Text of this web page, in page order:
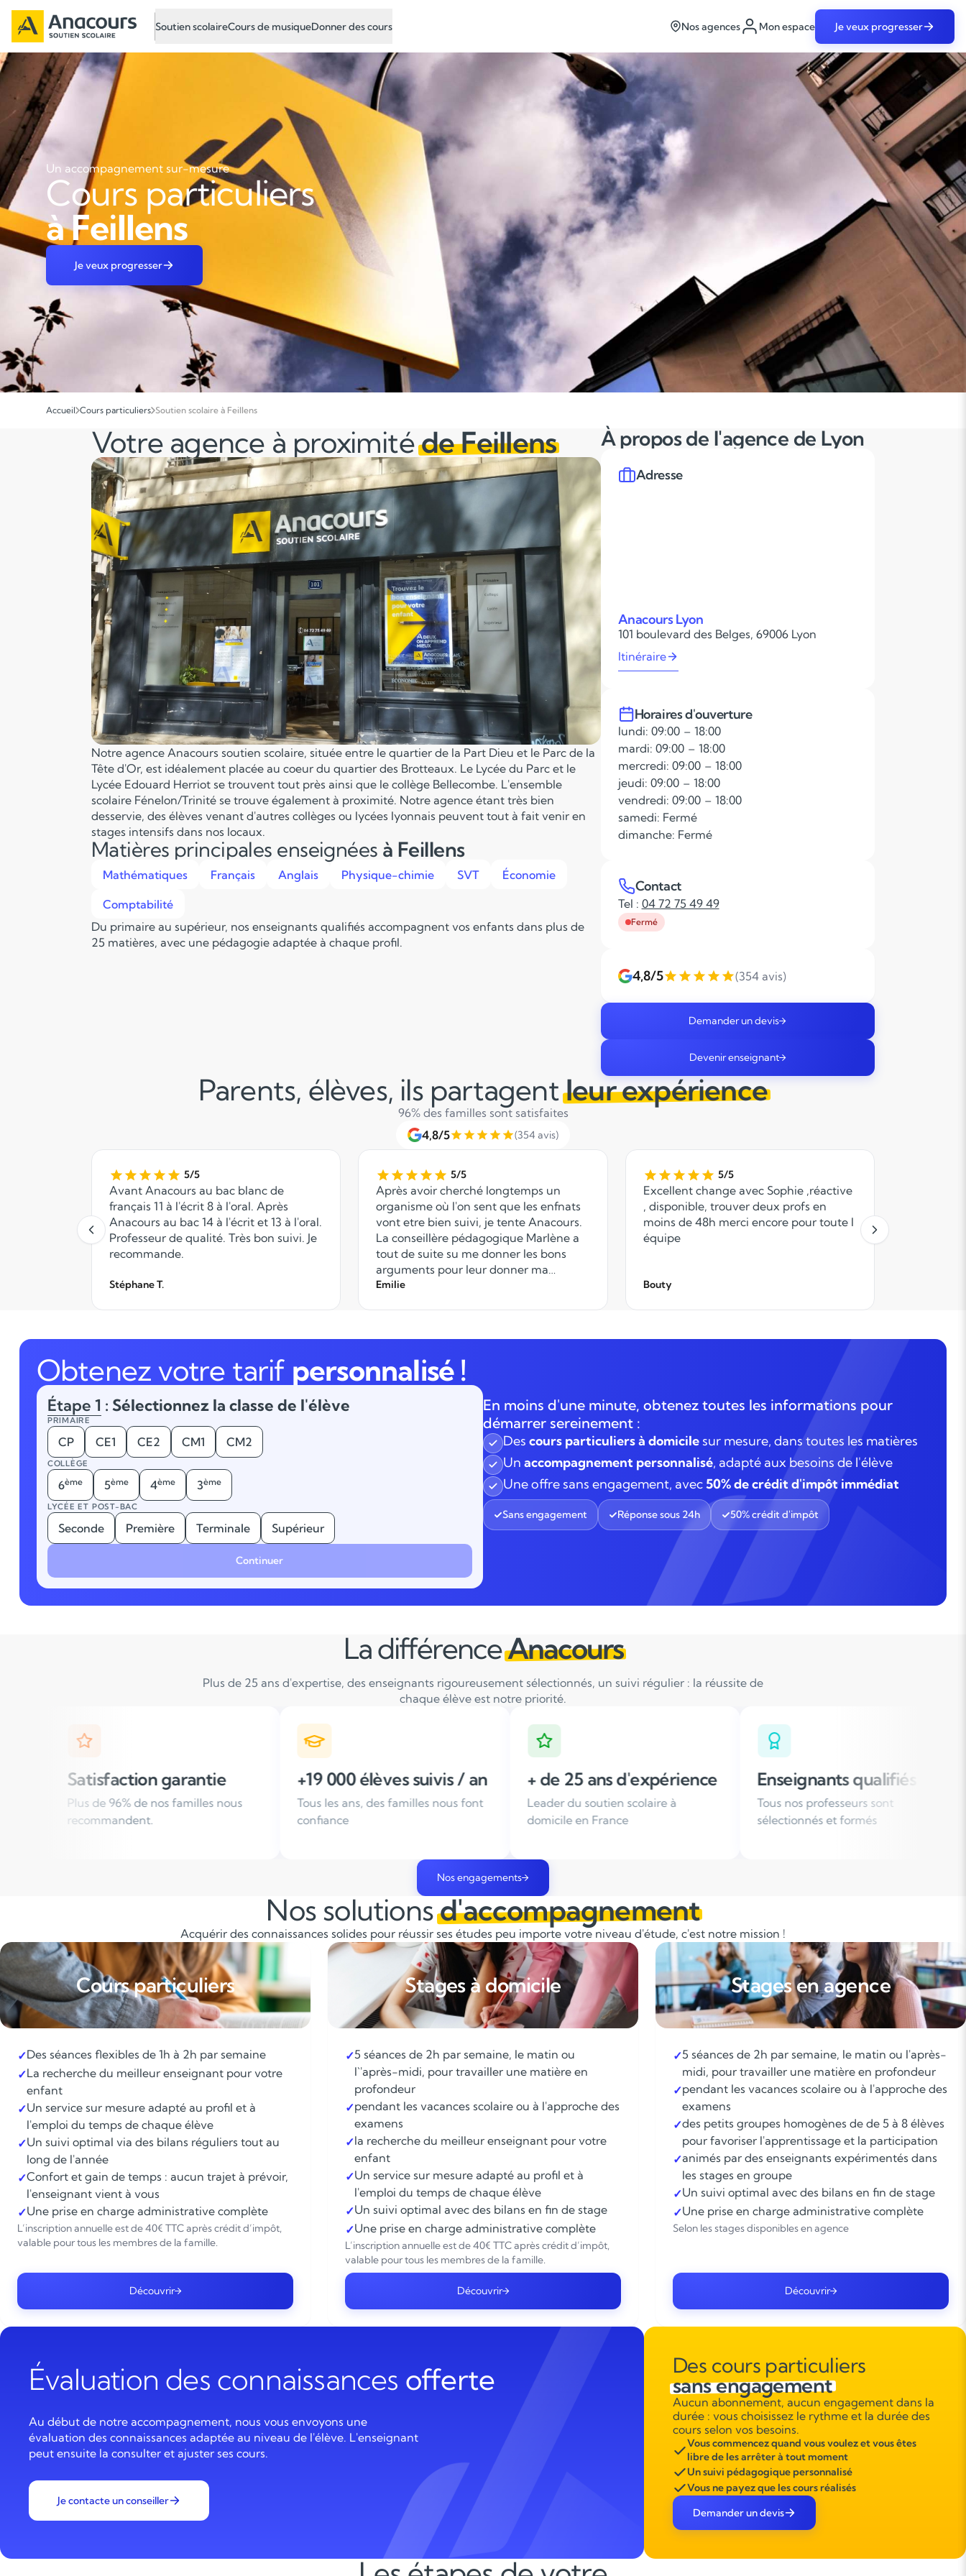
Soutien scolaireCours de musiqueDonner des cours Nos agences Mon espace Je veux progresser
Un accompagnement sur-mesure
Cours particuliers
à Feillens
Je veux progresser
Accueil Cours particuliers Soutien scolaire à Feillens
Votre agence à proximitéde Feillens
Notre agence Anacours soutien scolaire, située entre le quartier de la Part Dieu et le Parc de la
Tête d'Or, est idéalement placée au coeur du quartier des Brotteaux. Le Lycée du Parc et le
Lycée Edouard Herriot se trouvent tout près ainsi que le collège Bellecombe. L'ensemble
scolaire Fénelon/Trinité se trouve également à proximité. Notre agence étant très bien
desservie, des élèves venant d'autres collèges ou lycées lyonnais peuvent tout à fait venir en
stages intensifs dans nos locaux.
Matières principales enseignées à Feillens
Mathématiques Français Anglais Physique-chimie SVT Économie
Comptabilité
Du primaire au supérieur, nos enseignants qualifiés accompagnent vos enfants dans plus de
25 matières, avec une pédagogie adaptée à chaque profil.
À propos de l'agence de Lyon
Adresse
Anacours Lyon
101 boulevard des Belges, 69006 Lyon
Itinéraire
Horaires d'ouverture
lundi: 09:00 – 18:00
mardi: 09:00 – 18:00
mercredi: 09:00 – 18:00
jeudi: 09:00 – 18:00
vendredi: 09:00 – 18:00
samedi: Fermé
dimanche: Fermé
Contact
Tel : 04 72 75 49 49
Fermé
4,8/5 (354 avis)
Demander un devis
Devenir enseignant
Parents, élèves, ils partagentleur expérience
96% des familles sont satisfaites
4,8/5
(354 avis)
5/5
Avant Anacours au bac blanc de
français 11 à l'écrit 8 à l'oral. Après
Anacours au bac 14 à l'écrit et 13 à l'oral.
Professeur de qualité. Très bon suivi. Je
recommande.
Stéphane T.
5/5
Après avoir cherché longtemps un
organisme où l'on sent que les enfnats
vont etre bien suivi, je tente Anacours.
La conseillère pédagogique Marlène a
tout de suite su me donner les bons
arguments pour leur donner ma
confiance. Merci à elle pour son
professionnalisme. Hâte de commencer
les cours...
Emilie
5/5
Excellent change avec Sophie ,réactive
, disponible, trouver deux profs en
moins de 48h merci encore pour toute l
équipe
Bouty
faire un
Obtenez votre tarif personnalisé !
En moins d'une minute, obtenez toutes les informations pour
démarrer sereinement :
Des cours particuliers à domicile sur mesure, dans toutes les matières
Un accompagnement personnalisé, adapté aux besoins de l'élève
Une offre sans engagement, avec50% de crédit d'impôt immédiat
Sans engagement Réponse sous 24h 50% crédit d'impôt
Étape 1 : Sélectionnez la classe de l'élève
PRIMAIRE
CP CE1 CE2 CM1 CM2
COLLÈGE
6ème 5ème 4ème 3ème
LYCÉE ET POST-BAC
Seconde Première Terminale Supérieur
Continuer
La différenceAnacours
Plus de 25 ans d'expertise, des enseignants rigoureusement sélectionnés, un suivi régulier : la réussite de
chaque élève est notre priorité.
garantie
familles nous
+19 000 élèves suivis / an
Tous les ans, des familles nous font
confiance
+ de 25 ans d'expérience
Leader du soutien scolaire à
Enseignants qualifiés
Tous nos professeurs sont
sélectionnés et formés
Organisation
Des horaires de cours
votre emploi du temps
Nos engagements
Nos solutionsd'accompagnement
Acquérir des connaissances solides pour réussir ses études peu importe votre niveau d'étude, c'est notre mission !
Cours particuliers
✓Des séances flexibles de 1h à 2h par semaine
✓La recherche du meilleur enseignant pour votre
enfant
✓Un service sur mesure adapté au profil et à
l'emploi du temps de chaque élève
✓Un suivi optimal via des bilans réguliers tout au
long de l'année
✓Confort et gain de temps : aucun trajet à prévoir,
l'enseignant vient à vous
✓Une prise en charge administrative complète
L’inscription annuelle est de 40€ TTC après crédit d’impôt,
valable pour tous les membres de la famille.
Découvrir
Stages à domicile
✓5 séances de 2h par semaine, le matin ou
l`'après-midi, pour travailler une matière en
profondeur
✓pendant les vacances scolaire ou à l'approche des
examens
✓la recherche du meilleur enseignant pour votre
enfant
✓Un service sur mesure adapté au profil et à
l'emploi du temps de chaque élève
✓Un suivi optimal avec des bilans en fin de stage
✓Une prise en charge administrative complète
L’inscription annuelle est de 40€ TTC après crédit d’impôt,
valable pour tous les membres de la famille.
Découvrir
Stages en agence
✓5 séances de 2h par semaine, le matin ou l'après-
midi, pour travailler une matière en profondeur
✓pendant les vacances scolaire ou à l'approche des
examens
✓des petits groupes homogènes de de 5 à 8 élèves
pour favoriser l'apprentissage et la participation
✓animés par des enseignants expérimentés dans
les stages en groupe
✓Un suivi optimal avec des bilans en fin de stage
✓Une prise en charge administrative complète
Selon les stages disponibles en agence
Découvrir
Évaluation des connaissances offerte
Au début de notre accompagnement, nous vous envoyons une
évaluation des connaissances adaptée au niveau de l'élève. L'enseignant
peut ensuite la consulter et ajuster ses cours.
Je contacte un conseiller
Des cours particuliers
sans engagement
Aucun abonnement, aucun engagement dans la
durée : vous choisissez le rythme et la durée des
cours selon vos besoins.
Vous commencez quand vous voulez et vous êtes
libre de les arrêter à tout moment
Un suivi pédagogique personnalisé
Vous ne payez que les cours réalisés
Demander un devis